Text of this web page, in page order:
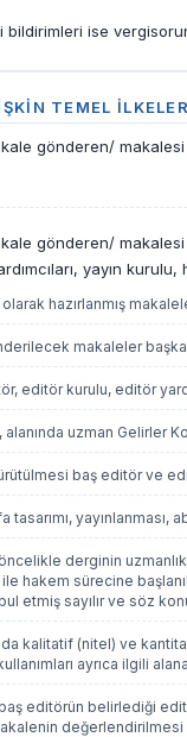
ise
TEMEL İLKELER
gönderen/
gönderen/
yayın
hazırlanmış
makaleler
editör kurulu, editör
alanında uzman
baş editör ve
tasarımı,
derginin uzmanlık
ile hakem sürecine
etmiş sayılır ve söz
kalitatif (nitel) ve
ayrıca ilgili
editörün belirlediği
değerlendirilmesi